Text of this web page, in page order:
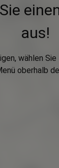
aus!
wählen
oberhalb